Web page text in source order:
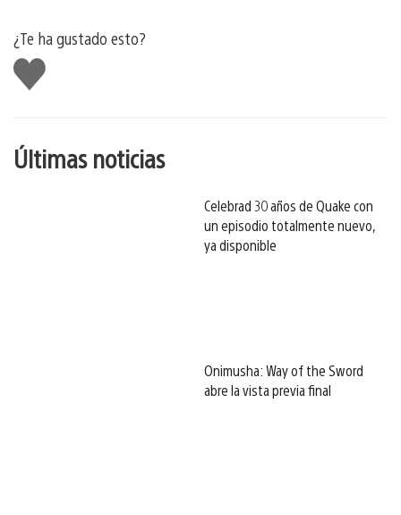
¿Te ha gustado esto?
Me
gusta
esto
Últimas noticias
Celebrad 30 años de Quake con
un episodio totalmente nuevo,
ya disponible
Onimusha: Way of the Sword
abre la vista previa final